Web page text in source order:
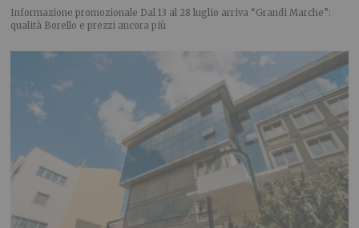
Informazione promozionale Dal 13 al 28 luglio arriva “Grandi Marche”:
qualità Borello e prezzi ancora più